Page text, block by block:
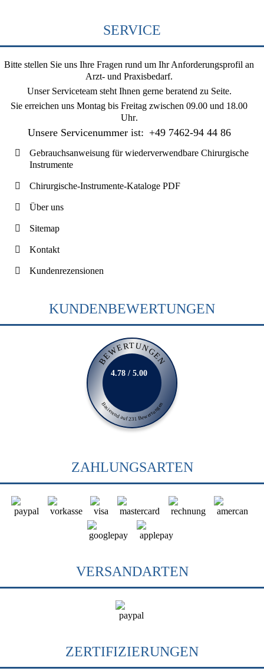
SERVICE
Bitte stellen Sie uns Ihre Fragen rund um Ihr Anforderungsprofil an
Arzt- und Praxisbedarf.
Unser Serviceteam steht Ihnen gerne beratend zu Seite.
Sie erreichen uns Montag bis Freitag zwischen 09.00 und 18.00
Uhr.
Unsere Servicenummer ist: +49 7462-94 44 86
Gebrauchsanweisung für wiederverwendbare Chirurgische
Instrumente
Chirurgische-Instrumente-Kataloge PDF
Über uns
Sitemap
Kontakt
Kundenrezensionen
KUNDENBEWERTUNGEN
BEWERTUNGEN
Basierend auf 231 Bewertungen
4.78 / 5.00
ZAHLUNGSARTEN
VERSANDARTEN
ZERTIFIZIERUNGEN